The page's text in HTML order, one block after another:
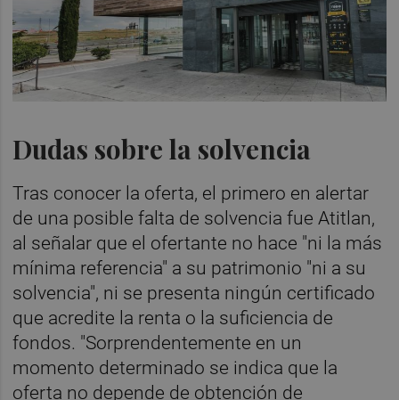
Dudas sobre la solvencia
Tras conocer la oferta, el primero en alertar
de una posible falta de solvencia fue Atitlan,
al señalar que el ofertante no hace "ni la más
mínima referencia" a su patrimonio "ni a su
solvencia", ni se presenta ningún certificado
que acredite la renta o la suficiencia de
fondos. "Sorprendentemente en un
momento determinado se indica que la
oferta no depende de obtención de